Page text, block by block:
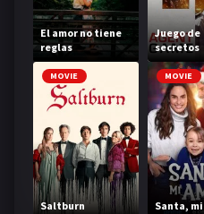
El amor no tiene
reglas
Juego de
secretos
MOVIE
Saltburn
MOVIE
Santa,